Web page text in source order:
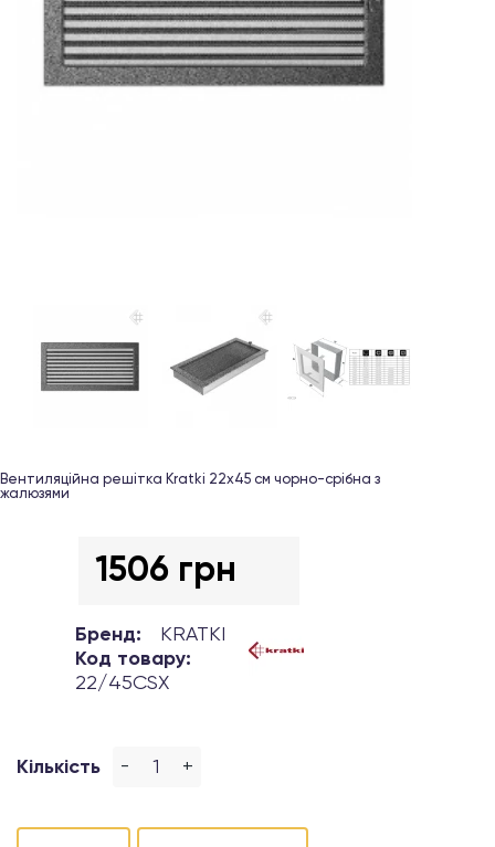
Вентиляційна решітка Kratki 22х45 см чорно-срібна з
жалюзями
1506 грн
Бренд:
KRATKI
Код товару:
22/45CSX
Кількість - +